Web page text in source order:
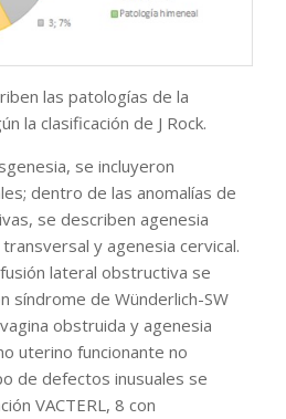
las patologías de la
la clasificación de J Rock.
se incluyeron
dentro de las anomalías de
se describen agenesia
y agenesia cervical.
lateral obstructiva se
síndrome de Wünderlich-SW
obstruida y agenesia
uterino funcionante no
de defectos inusuales se
VACTERL, 8 con